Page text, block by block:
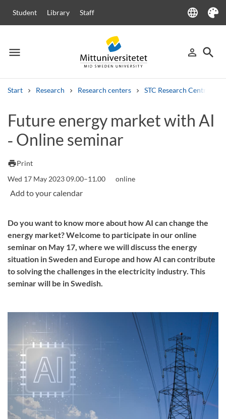
Student Library Staff language
Language
Theme
menu
Menu person_outline
Sign in
search
Start Research Research centers STC Research Centre
Other search services
Courses and programmesSyllabus
Future energy market with AI
‑ Online seminar
printPrint
Wed 17 May 2023 09.00–11.00
online
Do you want to know more about how AI can change the
energy market? Welcome to participate in our online
seminar on May 17, where we will discuss the energy
situation in Sweden and Europe and how AI can contribute
to solving the challenges in the electricity industry. This
seminar will be in Swedish.